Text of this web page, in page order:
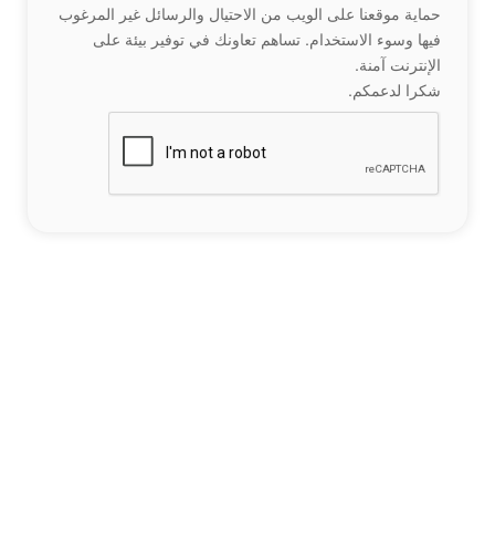
حماية موقعنا على الويب من الاحتيال والرسائل غير المرغوب
فيها وسوء الاستخدام. تساهم تعاونك في توفير بيئة على
الإنترنت آمنة.
شكرا لدعمكم.